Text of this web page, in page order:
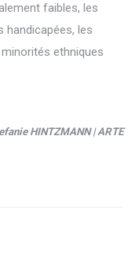
faibles, les
handicapées, les
ethniques
HINTZMANN| ARTE